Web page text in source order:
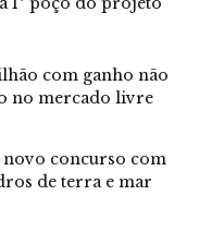
dos pagamentos via
o que gera efeito
com ganho não
no mercado livre
concurso com
de terra e mar